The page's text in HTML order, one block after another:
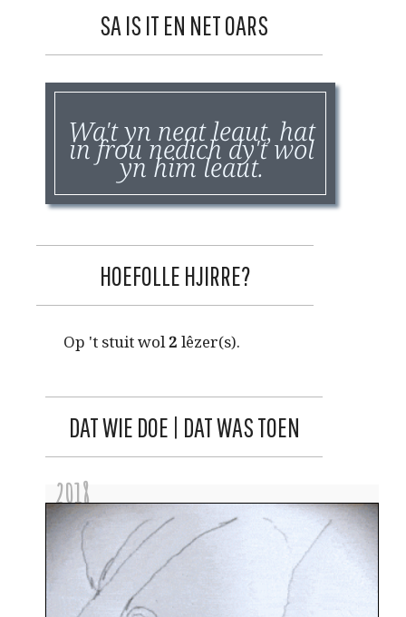
SA IS IT EN NET OARS
Wa't yn neat leaut, hat
in frou nedich dy't wol
yn him leaut.
HOEFOLLE HJIRRE?
Op 't stuit wol2 lêzer(s).
DAT WIE DOE | DAT WAS TOEN
2018